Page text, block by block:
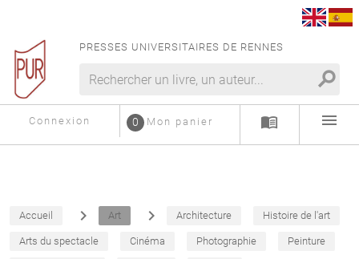
PRESSES UNIVERSITAIRES DE RENNES
search
Connexion Mon panier
0 menu_book menu
Accueil navigate_next Art navigate_next Architecture Histoire de l'art
Arts du spectacle Cinéma Photographie Peinture